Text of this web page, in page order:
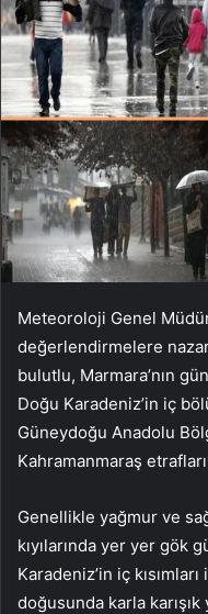
Meteoroloji Genel
değerlendirmelere
bulutlu, Marmara’nın
Doğu Karadeniz’in iç
Güneydoğu Anadolu
Kahramanmaraş
Genellikle yağmur ve
kıyılarında yer yer gök
Karadeniz’in iç
doğusunda karla